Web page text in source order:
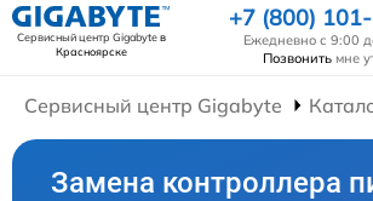
Сервисный центр Gigabyteв
Красноярске
+7 (800)
Ежедневно с 9:00
Позвонить мне
Сервисный центр Gigabyte
Замена контроллера